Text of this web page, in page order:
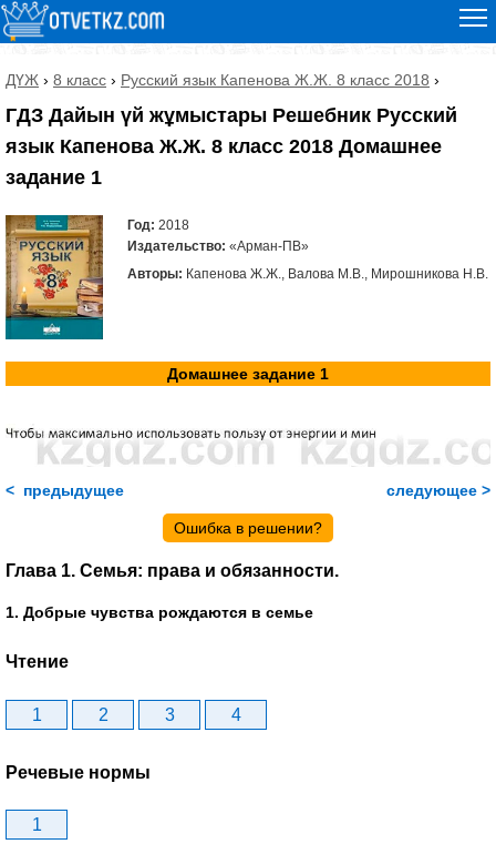
ДҮЖ › 8 класс › Русский язык Капенова Ж.Ж. 8 класс 2018 ›
ГДЗ Дайын үй жұмыстары Решебник Русский
язык Капенова Ж.Ж. 8 класс 2018 Домашнее
задание 1
Год: 2018
Издательство: «Арман-ПВ»
Авторы: Капенова Ж.Ж., Валова М.В., Мирошникова Н.В.
Домашнее задание 1
< предыдущее следующее >
Ошибка в решении?
Глава 1. Семья: права и обязанности.
1. Добрые чувства рождаются в семье
Чтение
1 2 3 4
Речевые нормы
1